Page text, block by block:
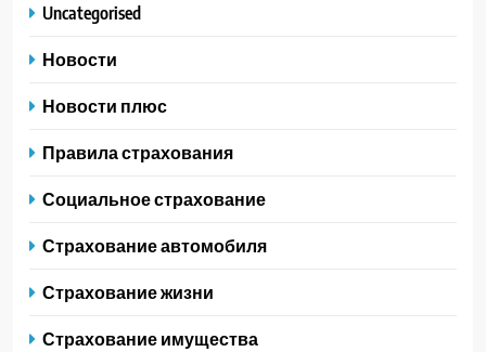
Uncategorised
Новости
Новости плюс
Правила страхования
Социальное страхование
Страхование автомобиля
Страхование жизни
Страхование имущества